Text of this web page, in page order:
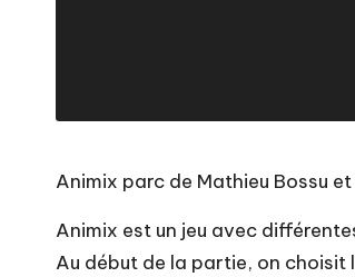
Animix parc de Mathieu Bossu
Animix est un jeu avec
Au début de la partie, on choisit